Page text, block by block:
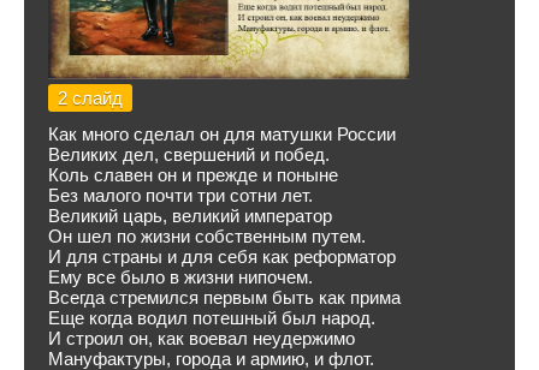
2 слайд
Как много сделал он для матушки России
Великих дел, свершений и побед.
Коль славен он и прежде и поныне
Без малого почти три сотни лет.
Великий царь, великий император
Он шел по жизни собственным путем.
И для страны и для себя как реформатор
Ему все было в жизни нипочем.
Всегда стремился первым быть как прима
Еще когда водил потешный был народ.
И строил он, как воевал неудержимо
Мануфактуры, города и армию, и флот.